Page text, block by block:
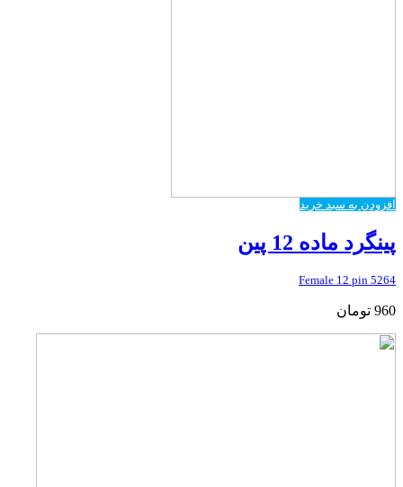
افزودن به سبد خرید
پینگرد ماده 12 پین
5264 Female 12 pin
960 تومان